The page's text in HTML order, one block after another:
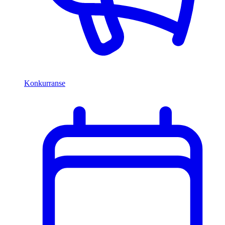
Konkurranse